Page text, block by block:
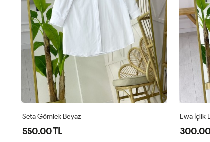
Seta Gömlek Beyaz
550.00 TL
Ewa İçlik
300.00